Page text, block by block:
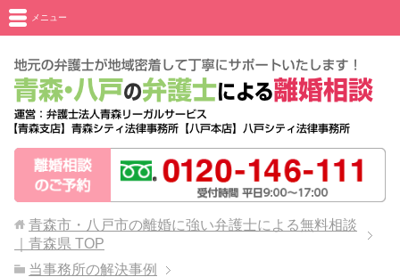
メニュー
青森市・八戸市の離婚に強い弁護士による無料相談
｜青森県 TOP
当事務所の解決事例